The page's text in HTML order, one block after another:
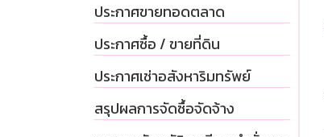
ประกาศขายทอดตลาด
ประกาศซื้อ / ขายที่ดิน
ประกาศเช่าอสังหาริมทรัพย์
สรุปผลการจัดซื้อจัดจ้าง